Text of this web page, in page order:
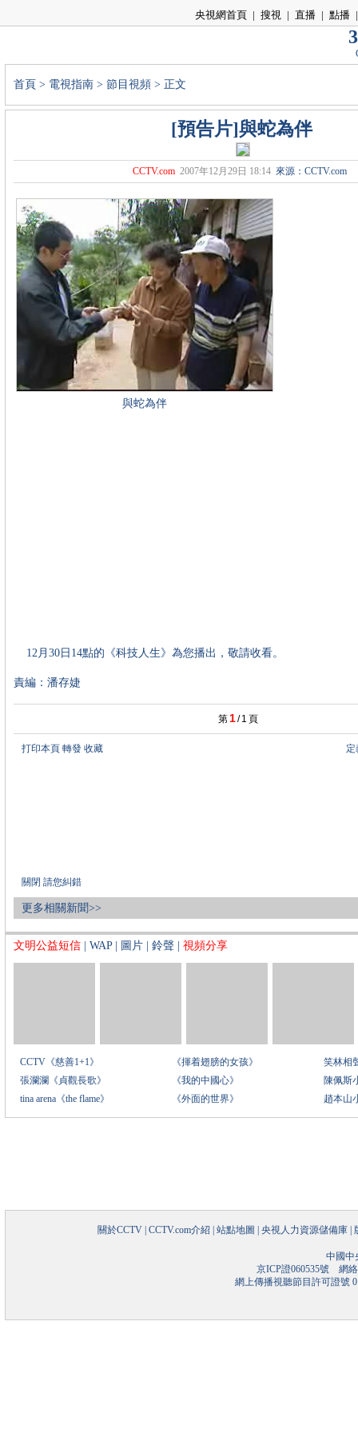
央視網首頁 | 搜視 | 直播 | 點播 |
首頁 > 電視指南 > 節目視頻 > 正文
[預告片]與蛇為伴
CCTV.com 2007年12月29日 18:14來源：CCTV.com
與蛇為伴
12月30日14點的《科技人生》為您播出，敬請收看。
責編：潘存婕
第 1/ 1 頁
打印本頁 轉發 收藏
關閉 請您糾錯
更多相關新聞>>
文明公益短信 WAP| 圖片 鈴聲 視頻分享
CCTV《慈善1+1》
張瀾瀾《貞觀長歌》
tina arena《the flame》
《揮着翅膀的女孩》
《我的中國心》
《外面的世界》
笑林相
陳佩斯
趙本山
關於CCTV CCTV.com介紹 站點地圖 央視人力資源儲備庫
中國中
京ICP證060535號網絡
網上傳播視聽節目許可證號